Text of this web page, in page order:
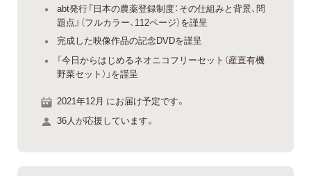
abt発行『日本の農薬登録制度：その仕組みと背景、問
題点』（フルカラー、112ページ）を謹呈
完成した映像作品の記念DVDを謹呈
「今日からはじめるネオニコフリーセット（産直有機
野菜セット）」を謹呈
2021年12月 にお届け予定です。
36人が応援しています。